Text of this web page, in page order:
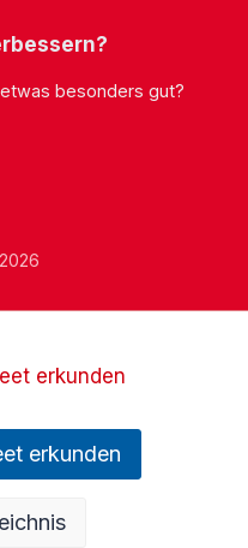
besonders gut?
erkunden